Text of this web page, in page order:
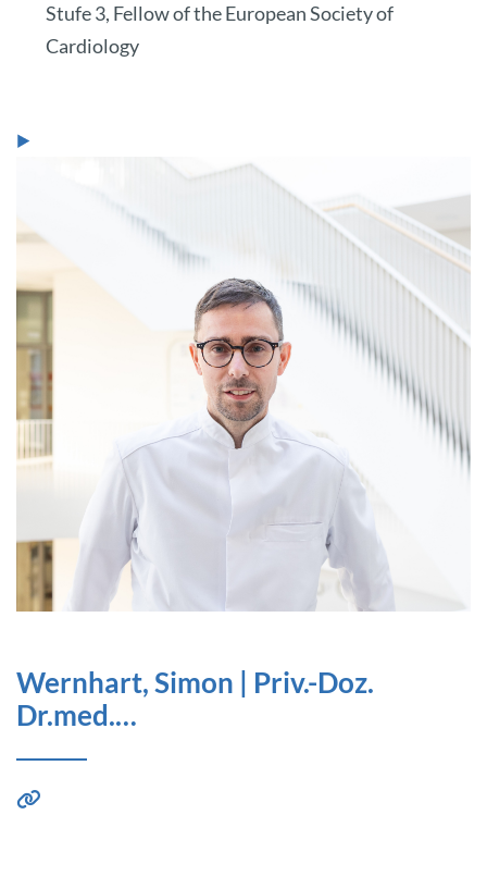
Stufe 3, Fellow of the European Society of
Cardiology
Wernhart, Simon | Priv.-Doz.
Dr.med.…